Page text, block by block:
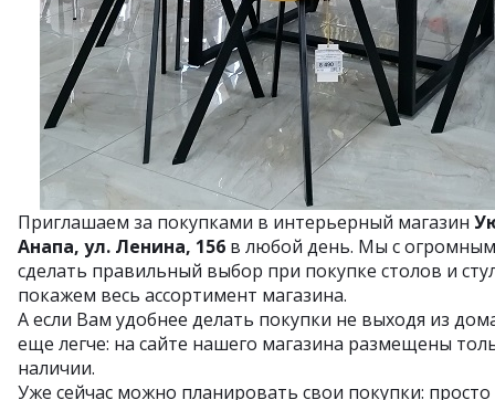
Приглашаем за покупками в интерьерный магазин
Анапа, ул. Ленина, 156 в любой день. Мы с
сделать правильный выбор при покупке столов и
покажем весь ассортимент магазина.
А если Вам удобнее делать покупки не выходя из
еще легче: на сайте нашего магазина размещены
наличии.
Уже сейчас можно планировать свои покупки: